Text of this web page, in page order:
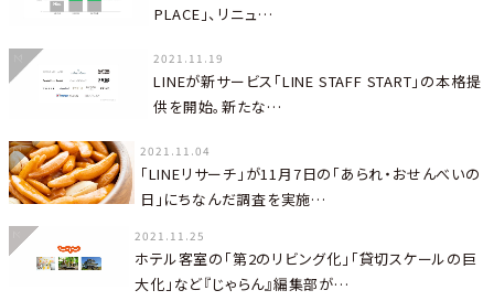
PLACE」、リニュ…
2021.11.19
LINEが新サービス「LINE STAFF START」の本格提
供を開始。新たな…
2021.11.04
「LINEリサーチ」が11月7日の「あられ・おせんべいの
日」にちなんだ調査を実施…
2021.11.25
ホテル客室の「第2のリビング化」「貸切スケールの巨
大化」など『じゃらん』編集部が…